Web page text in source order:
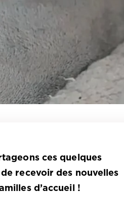
ces quelques
recevoir des nouvelles
d’accueil !